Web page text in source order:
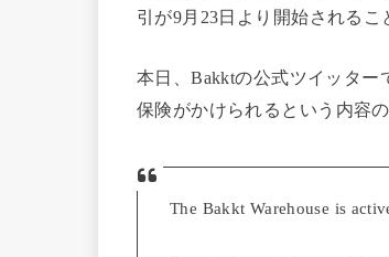
引が9月23日より開始されるこ
本日、Bakktの公式ツイッター
保険がかけられるという内容
The Bakkt Warehouse is